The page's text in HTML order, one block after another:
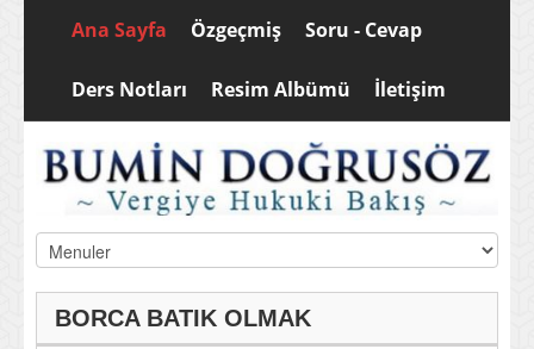
Ana Sayfa Özgeçmiş Soru - Cevap
Ders Notları Resim Albümü İletişim
BORCA BATIK OLMAK